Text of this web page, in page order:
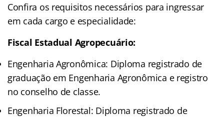
Confira os requisitos necessários para ingressar
em cada cargo e especialidade:
Fiscal Estadual Agropecuário:
Engenharia Agronômica: Diploma registrado de
graduação em Engenharia Agronômica e registro
no conselho de classe.
Engenharia Florestal: Diploma registrado de